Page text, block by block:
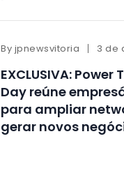
By jpnewsvitoria 3 de
EXCLUSIVA: Power
Day reúne
para ampliar
gerar novos